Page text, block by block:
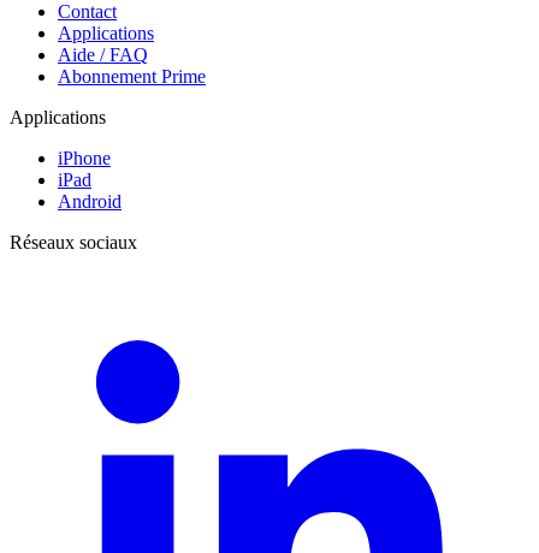
Contact
Applications
Aide / FAQ
Abonnement Prime
Applications
iPhone
iPad
Android
Réseaux sociaux